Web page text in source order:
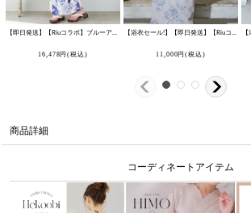
16,478円(税込) 11,000円(税込)
商品詳細
コーディネートアイテム